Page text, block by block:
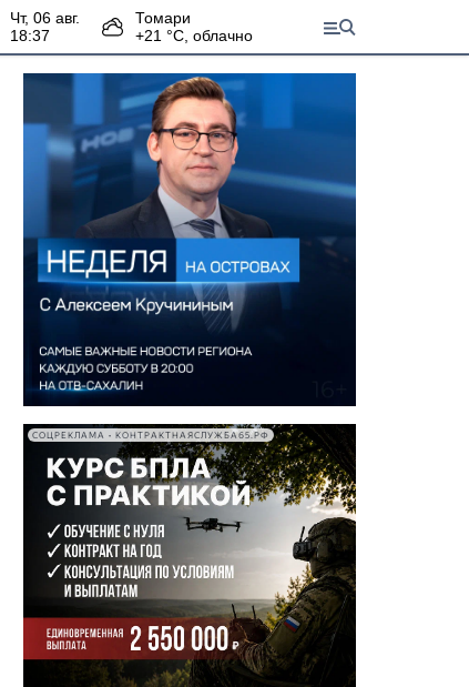
чт, 06 авг.
18:37
Томари
+21 °С, облачно
СОЦРЕКЛАМА • КОНТРАКТНАЯСЛУЖБА65.РФ